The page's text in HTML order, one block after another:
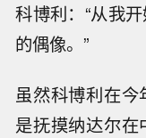
科博利：“从我
的偶像。”
虽然科博利在
是抚摸纳达尔